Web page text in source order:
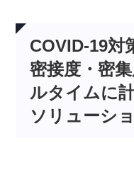
COVID-19対
密接度・密
ルタイムに
ソリューシ